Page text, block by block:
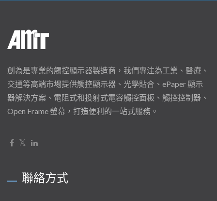
創為是專業的觸控顯示器製造商，我們專注為工業、醫療、
交通等高端市場提供觸控顯示器、光學貼合、ePaper 顯示
器解決方案、電阻式和投射式電容觸控面板、觸控控制器、
Open Frame 螢幕，打造便利的一站式服務。
聯絡方式